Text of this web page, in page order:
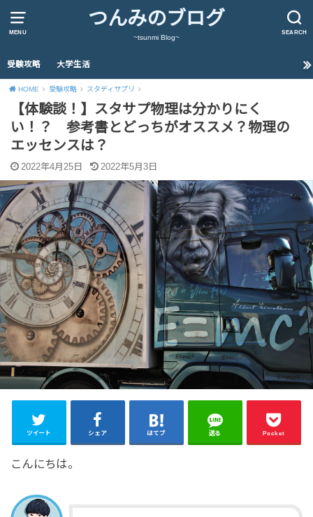
MENU SEARCH
つんみのブログ
~tsunmi Blog~
受験攻略 大学生活
HOME 受験攻略 スタディサプリ
【体験談！】スタサプ物理は分かりにく
い！？ 参考書とどっちがオススメ？物理の
エッセンスは？
2022年4月25日 2022年5月3日
ツイート シェア はてブ 送る Pocket
こんにちは。